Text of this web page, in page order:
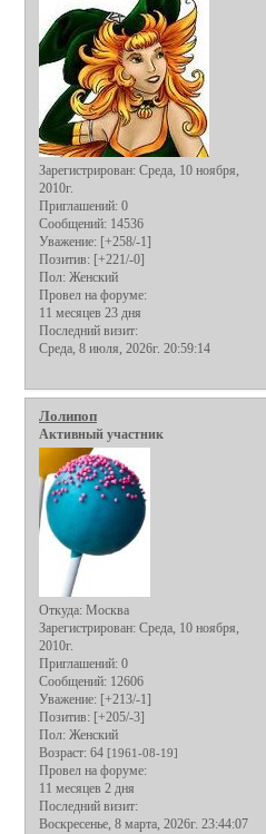
Зарегистрирован: Среда, 10 ноября,
2010г.
Приглашений: 0
Сообщений: 14536
Уважение: [+258/-1]
Позитив: [+221/-0]
Пол: Женский
Провел на форуме:
11 месяцев 23 дня
Последний визит:
Среда, 8 июля, 2026г. 20:59:14
Лолипоп
Активный участник
Откуда: Москва
Зарегистрирован: Среда, 10 ноября,
2010г.
Приглашений: 0
Сообщений: 12606
Уважение: [+213/-1]
Позитив: [+205/-3]
Пол: Женский
Возраст: 64 [1961-08-19]
Провел на форуме:
11 месяцев 2 дня
Последний визит:
Воскресенье, 8 марта, 2026г. 23:44:07